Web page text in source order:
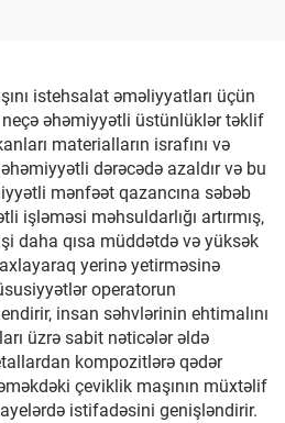
istehsalat əməliyyatları üçün
əhəmiyyətli üstünlüklər təklif
materialların israfını və
dərəcədə azaldır və bu
mənfəət qazancına səbəb
işləməsi məhsuldarlığı artırmış,
daha qısa müddətdə və yüksək
yerinə yetirməsinə
operatorun
insan səhvlərinin ehtimalını
üzrə sabit nəticələr əldə
kompozitlərə qədər
çeviklik maşının müxtəlif
istifadəsini genişləndirir.